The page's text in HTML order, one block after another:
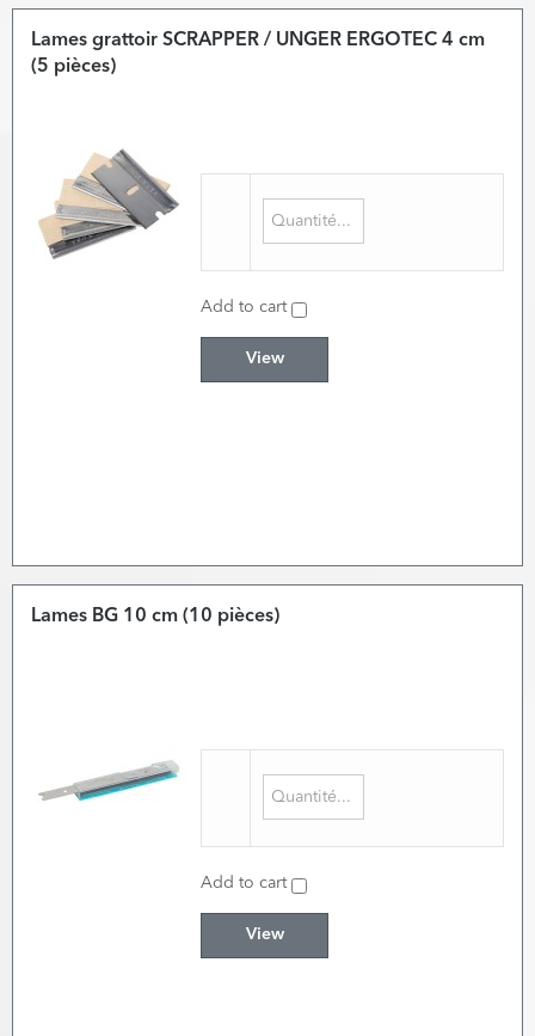
Lames grattoir SCRAPPER / UNGER ERGOTEC 4 cm
(5 pièces)
Add to cart
View
Lames BG 10 cm (10 pièces)
Add to cart
View